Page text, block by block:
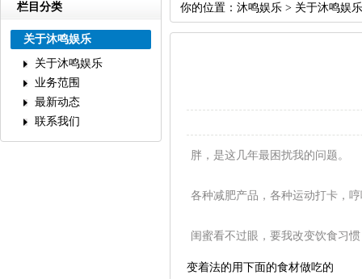
栏目分类
关于沐鸣娱乐
关于沐鸣娱乐
业务范围
最新动态
联系我们
你的位置： 沐鸣娱乐 > 关于沐鸣娱乐
胖，是这几年最困扰我的问题。
各种减肥产品，各种运动打卡，
闺蜜看不过眼，要我改变饮食习
变着法的用下面的食材做吃的